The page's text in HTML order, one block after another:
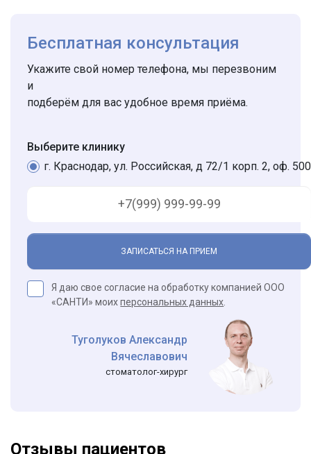
Бесплатная консультация
Укажите свой номер телефона, мы перезвоним
и
подберём для вас удобное время приёма.
Выберите клинику
г. Краснодар, ул. Российская, д 72/1 корп. 2, оф. 500
ЗАПИСАТЬСЯ НА ПРИЕМ
Я даю свое согласие на обработку компанией ООО
«САНТИ» моихперсональных данных
Туголуков Александр
Вячеславович
стоматолог-хирург
Отзывы пациентов